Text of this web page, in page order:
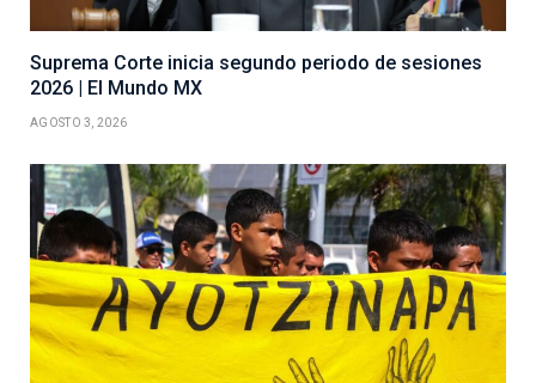
Suprema Corte inicia segundo periodo de sesiones
2026 | El Mundo MX
AGOSTO 3, 2026